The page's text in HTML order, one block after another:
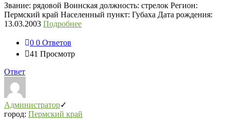
Звание: рядовой Воинская должность: стрелок Регион:
Пермский край Населенный пункт: Губаха Дата рождения:
13.03.2003 Подробнее
0 0 Ответов
41 Просмотр
Ответ
Администратор
город: Пермский край